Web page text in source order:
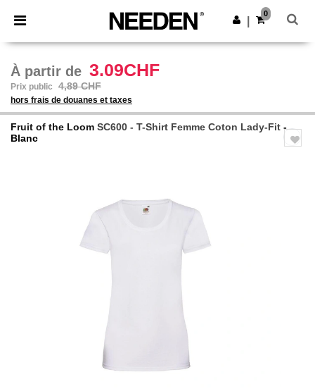
× Appli Needen
Meilleurs prix sur l’app !
Obtenir l'appli
0
À partir de 3.09CHF
Prix public 4,89 CHF
hors frais de douanes et taxes
Fruit of the Loom SC600 - T-Shirt Femme Coton Lady-Fit -
Blanc